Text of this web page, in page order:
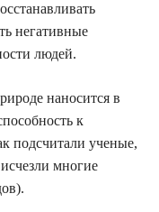
негативные
людей.
наносится в
к
подсчитали ученые,
многие